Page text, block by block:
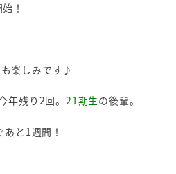
！
楽しみです♪
年残り2回。 21期生の後輩。
と1週間！